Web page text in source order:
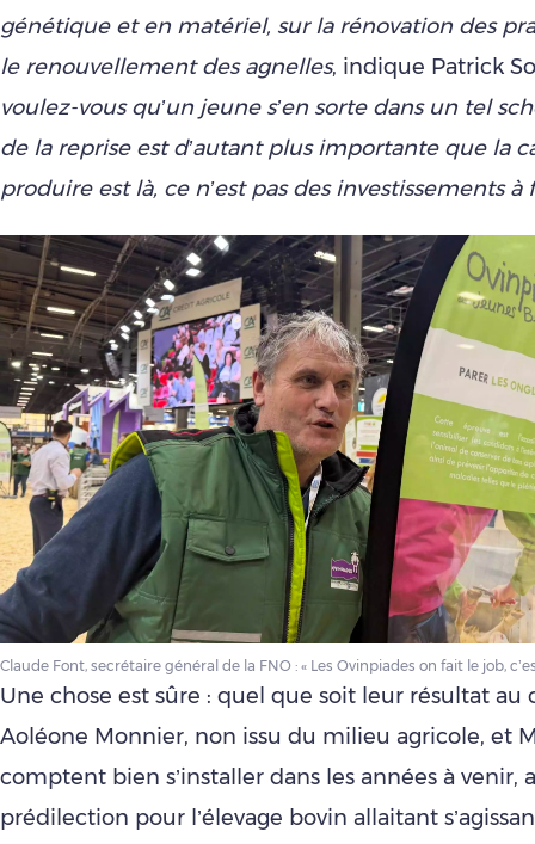
génétique et en matériel, sur la rénovation des
le renouvellement des agnelles, indique Patrick
voulez-vous qu’un jeune s’en sorte dans un tel
de la reprise est d’autant plus importante que la
produire est là, ce n’est pas des investissements
Claude Font, secrétaire général de la FNO : « Les Ovinpiades on fait le job,
Une chose est sûre : quel que soit leur résultat au
Aoléone Monnier, non issu du milieu agricole, et
comptent bien s’installer dans les années à venir,
prédilection pour l’élevage bovin allaitant